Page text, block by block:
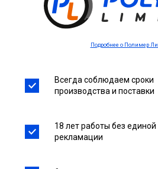
Подробнее о Полимер
Всегда соблюдаем сроки
производства и поставки
18 лет работы без единой
рекламации